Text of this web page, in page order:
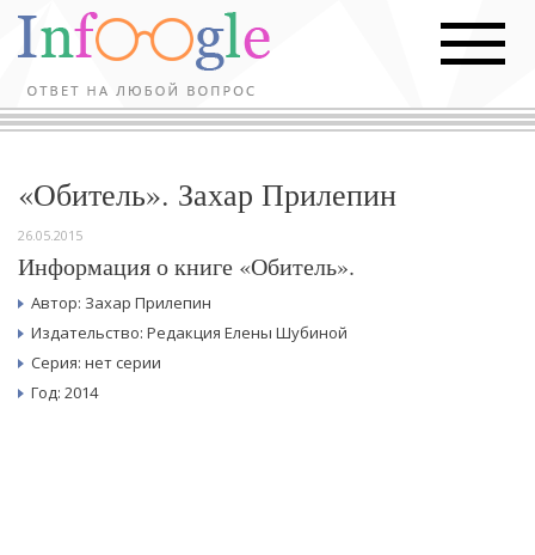
«Обитель». Захар Прилепин
26.05.2015
Информация о книге «Обитель».
Автор: Захар Прилепин
Издательство: Редакция Елены Шубиной
Серия: нет серии
Год: 2014